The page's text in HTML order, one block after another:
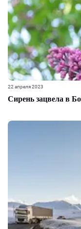
Сирень зацвела в
22 апреля 2023